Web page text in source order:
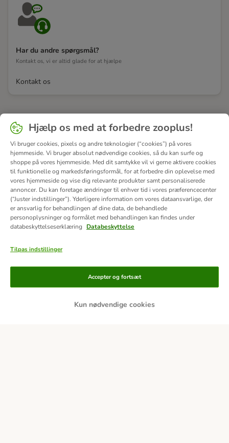
Har du andre spørgsmål?
Kontakt os, vi er altid glade for at hjælpe
Kontakt os
Hjælp os med at forbedre zooplus!
Vi bruger cookies, pixels og andre teknologier (“cookies”) på vores
hjemmeside. Vi bruger absolut nødvendige cookies, så du kan surfe og
shoppe på vores hjemmeside. Med dit samtykke vil vi gerne aktivere cookies
til funktionelle og markedsføringsformål, for at forbedre din oplevelse med
vores hjemmeside og vise dig relevante produkter samt personaliserede
annoncer. Du kan foretage ændringer til enhver tid i vores præferencecenter
(“Juster indstillinger”). Yderligere information om vores dataansvarlige, der
er ansvarlig for behandlingen af ​​dine data, de behandlede
personoplysninger og formålet med behandlingen kan findes under
databeskyttelseserklæring
Databeskyttelse
Tilpas indstillinger
Kun nødvendige cookies
Accepter og fortsæt